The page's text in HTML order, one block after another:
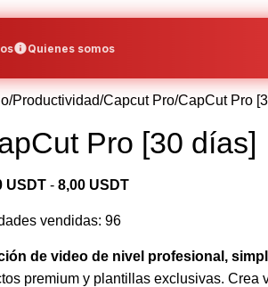
Quienes somos
Productividad Capcut Pro CapCut Pro
Pro [30 días]
USDT - 8,00 USDT
vendidas: 96
de video de nivel profesional,
premium y plantillas exclusivas.